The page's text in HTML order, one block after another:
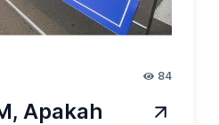
84
Apakah